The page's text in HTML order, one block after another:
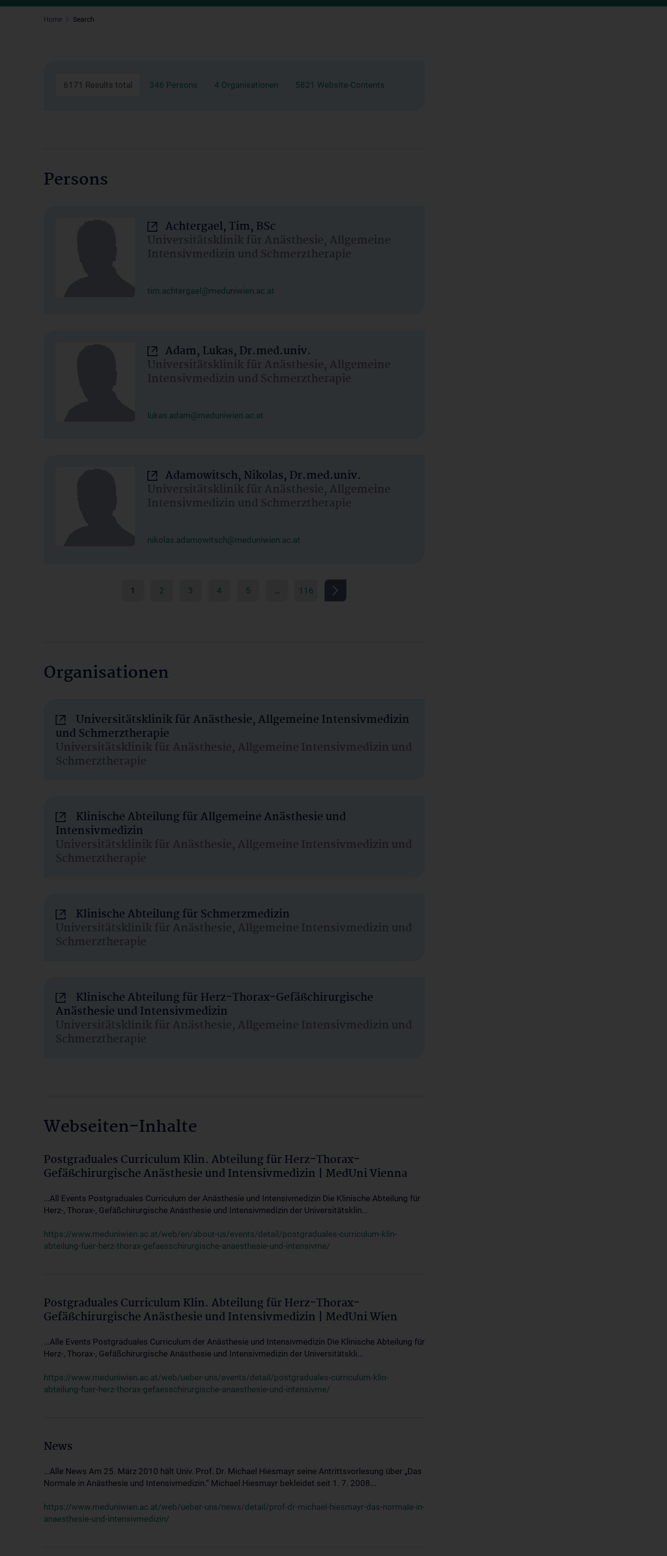
Home Search
6171 Results total 346 Persons 4 Organisationen 5821 Website-Contents
Persons
Achtergael, Tim, BSc
Universitätsklinik für Anästhesie, Allgemeine
Intensivmedizin und Schmerztherapie
tim.achtergael@meduniwien.ac.at
Adam, Lukas, Dr.med.univ.
Universitätsklinik für Anästhesie, Allgemeine
Intensivmedizin und Schmerztherapie
lukas.adam@meduniwien.ac.at
Adamowitsch, Nikolas, Dr.med.univ.
Universitätsklinik für Anästhesie, Allgemeine
Intensivmedizin und Schmerztherapie
nikolas.adamowitsch@meduniwien.ac.at
1 2 3 4 5 … 116
Organisationen
Universitätsklinik für Anästhesie, Allgemeine Intensivmedizin
und Schmerztherapie
Universitätsklinik für Anästhesie, Allgemeine Intensivmedizin und
Schmerztherapie
Klinische Abteilung für Allgemeine Anästhesie und
Intensivmedizin
Universitätsklinik für Anästhesie, Allgemeine Intensivmedizin und
Schmerztherapie
Klinische Abteilung für Schmerzmedizin
Universitätsklinik für Anästhesie, Allgemeine Intensivmedizin und
Schmerztherapie
Klinische Abteilung für Herz-Thorax-Gefäßchirurgische
Anästhesie und Intensivmedizin
Universitätsklinik für Anästhesie, Allgemeine Intensivmedizin und
Schmerztherapie
Webseiten-Inhalte
Postgraduales Curriculum Klin. Abteilung für Herz-Thorax-
Gefäßchirurgische Anästhesie und Intensivmedizin | MedUni Vienna
...All Events Postgraduales Curriculum der Anästhesie und Intensivmedizin Die Klinische Abteilung für
Herz-, Thorax-, Gefäßchirurgische Anästhesie und Intensivmedizin der Universitätsklin...
https://www.meduniwien.ac.at/web/en/about-us/events/detail/postgraduales-curriculum-klin-
abteilung-fuer-herz-thorax-gefaesschirurgische-anaesthesie-und-intensivme/
Postgraduales Curriculum Klin. Abteilung für Herz-Thorax-
Gefäßchirurgische Anästhesie und Intensivmedizin | MedUni Wien
...Alle Events Postgraduales Curriculum der Anästhesie und Intensivmedizin Die Klinische Abteilung für
Herz-, Thorax-, Gefäßchirurgische Anästhesie und Intensivmedizin der Universitätskli...
https://www.meduniwien.ac.at/web/ueber-uns/events/detail/postgraduales-curriculum-klin-
abteilung-fuer-herz-thorax-gefaesschirurgische-anaesthesie-und-intensivme/
News
...Alle News Am 25. März 2010 hält Univ. Prof. Dr. Michael Hiesmayr seine Antrittsvorlesung über „Das
Normale in Anästhesie und Intensivmedizin.“ Michael Hiesmayr bekleidet seit 1. 7. 2008...
https://www.meduniwien.ac.at/web/ueber-uns/news/detail/prof-dr-michael-hiesmayr-das-normale-in-
anaesthesie-und-intensivmedizin/